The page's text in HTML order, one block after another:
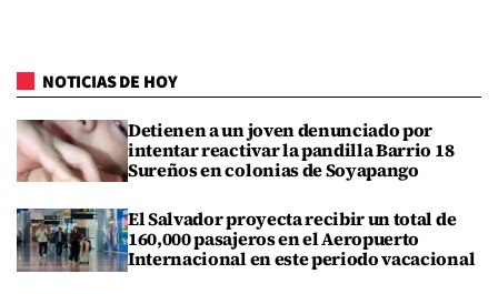
NOTICIAS DE HOY
Detienen a un joven denunciado por
intentar reactivar la pandilla Barrio 18
Sureños en colonias de Soyapango
El Salvador proyecta recibir un total de
160,000 pasajeros en el Aeropuerto
Internacional en este periodo vacacional